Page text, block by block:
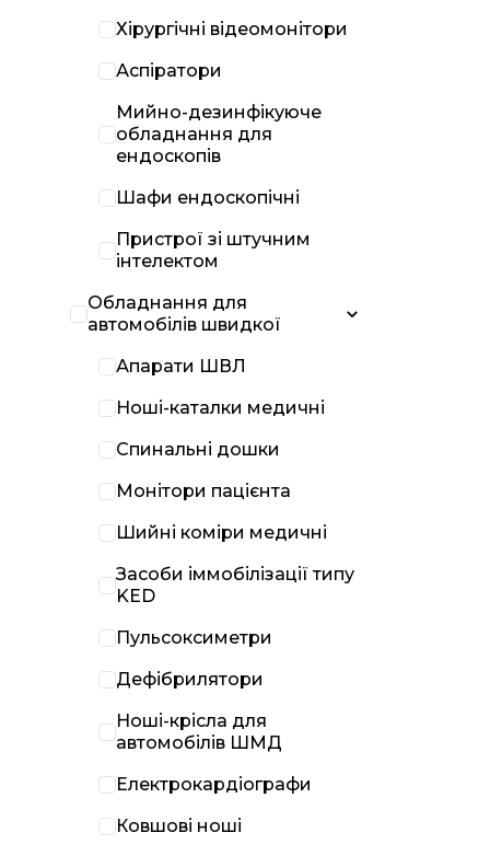
Хірургічні відеомонітори
Аспіратори
Мийно-дезинфікуюче
обладнання для
ендоскопів
Шафи ендоскопічні
Пристрої зі штучним
інтелектом
Обладнання для
автомобілів швидкої
Апарати ШВЛ
Ноші-каталки медичні
Спинальні дошки
Монітори пацієнта
Шийні коміри медичні
Засоби іммобілізації типу
KED
Пульсоксиметри
Дефібрилятори
Ноші-крісла для
автомобілів ШМД
Електрокардіографи
Ковшові ноші